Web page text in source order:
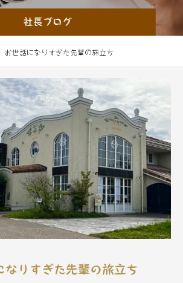
社長ブログ
お世話になりすぎた先輩の旅立ち
なりすぎた先輩の旅立ち